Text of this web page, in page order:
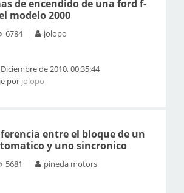
de encendido de una ford f-
modelo 2000
6784 jolopo
de 2010, 00:35:44
por jolopo
entre el bloque de un
y uno sincronico
5681 pineda motors